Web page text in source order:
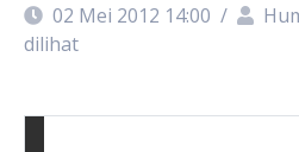
02 Mei 2012 14:00 /
dilihat